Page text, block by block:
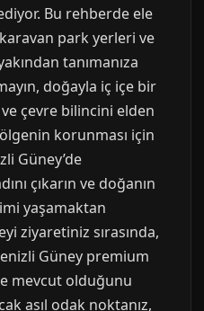
Bu rehberde ele
karavan park yerleri ve
tanımanıza
doğayla iç içe bir
çevre bilincini elden
korunması için
Güney’de
çıkarın ve doğanın
yaşamaktan
ziyaretiniz sırasında,
Güney premium
mevcut olduğunu
asıl odak noktanız,